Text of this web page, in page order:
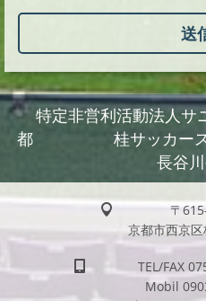
特定非営利活動法人サ
都 桂サッカース
長谷
〒
京都市西京
TEL/FAX
Mobil